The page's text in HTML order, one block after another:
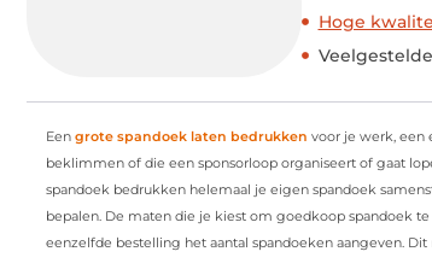
Hoge
Een grote spandoek laten bedrukken voor je werk, een
beklimmen of die een sponsorloop organiseert of gaat
spandoek bedrukken helemaal je eigen spandoek
bepalen. De maten die je kiest om goedkoop spandoek
eenzelfde bestelling het aantal spandoeken aangeven.